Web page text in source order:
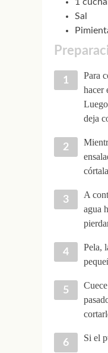
Sal
Para
hacer
deja
A
agua
Pela,
Si el